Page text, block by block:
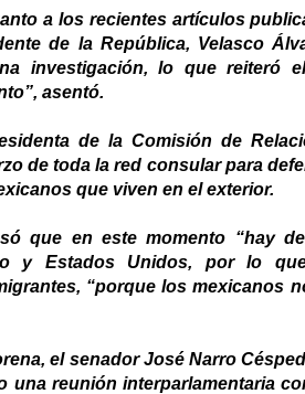
a los recientes artículos
de la República, Velasco
investigación, lo que reiteró
asentó.
de la Comisión de
de toda la red consular para
que viven en el exterior.
que en este momento “hay
y Estados Unidos, por lo
“porque los mexicanos
el senador José Narro
una reunión interparlamentaria